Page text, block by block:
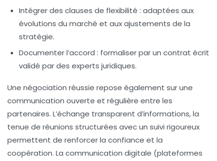
Intégrer des clauses de flexibilité : adaptées aux
évolutions du marché et aux ajustements de la
stratégie.
Documenter l’accord : formaliser par un contrat écrit
validé par des experts juridiques.
Une négociation réussie repose également sur une
communication ouverte et régulière entre les
partenaires. L’échange transparent d’informations, la
tenue de réunions structurées avec un suivi rigoureux
permettent de renforcer la confiance et la
coopération. La communication digitale (plateformes